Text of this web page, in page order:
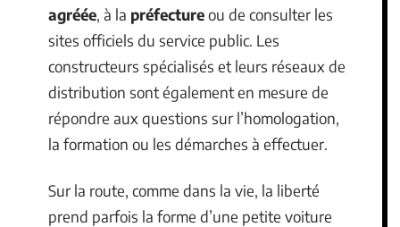
agréée, à la préfectureou de consulter les
sites officiels du service public. Les
constructeurs spécialisés et leurs réseaux de
distribution sont également en mesure de
répondre aux questions sur l’homologation,
la formation ou les démarches à effectuer.
Sur la route, comme dans la vie, la liberté
prend parfois la forme d’une petite voiture